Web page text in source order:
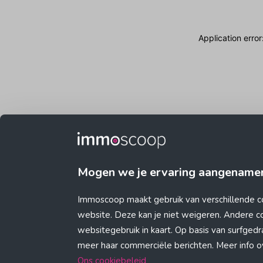
Mogen we je ervaring
Immoscoop maakt gebruik van verschillende
website. Deze kan je niet weigeren. Andere
websitegebruik in kaart. Op basis van
meer haar commerciële berichten. Meer info
Ons cookiebeleid
Application